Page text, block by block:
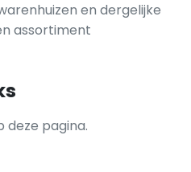
en dergelijke
assortiment
deze pagina.